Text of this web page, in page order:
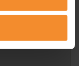
erfgrenzen,